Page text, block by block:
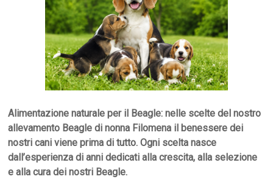
Alimentazione naturale per il Beagle: nelle scelte del nostro
allevamento Beagle di nonna Filomena il benessere dei
nostri cani viene prima di tutto. Ogni scelta nasce
dall’esperienza di anni dedicati alla crescita, alla selezione
e alla cura dei nostri Beagle.